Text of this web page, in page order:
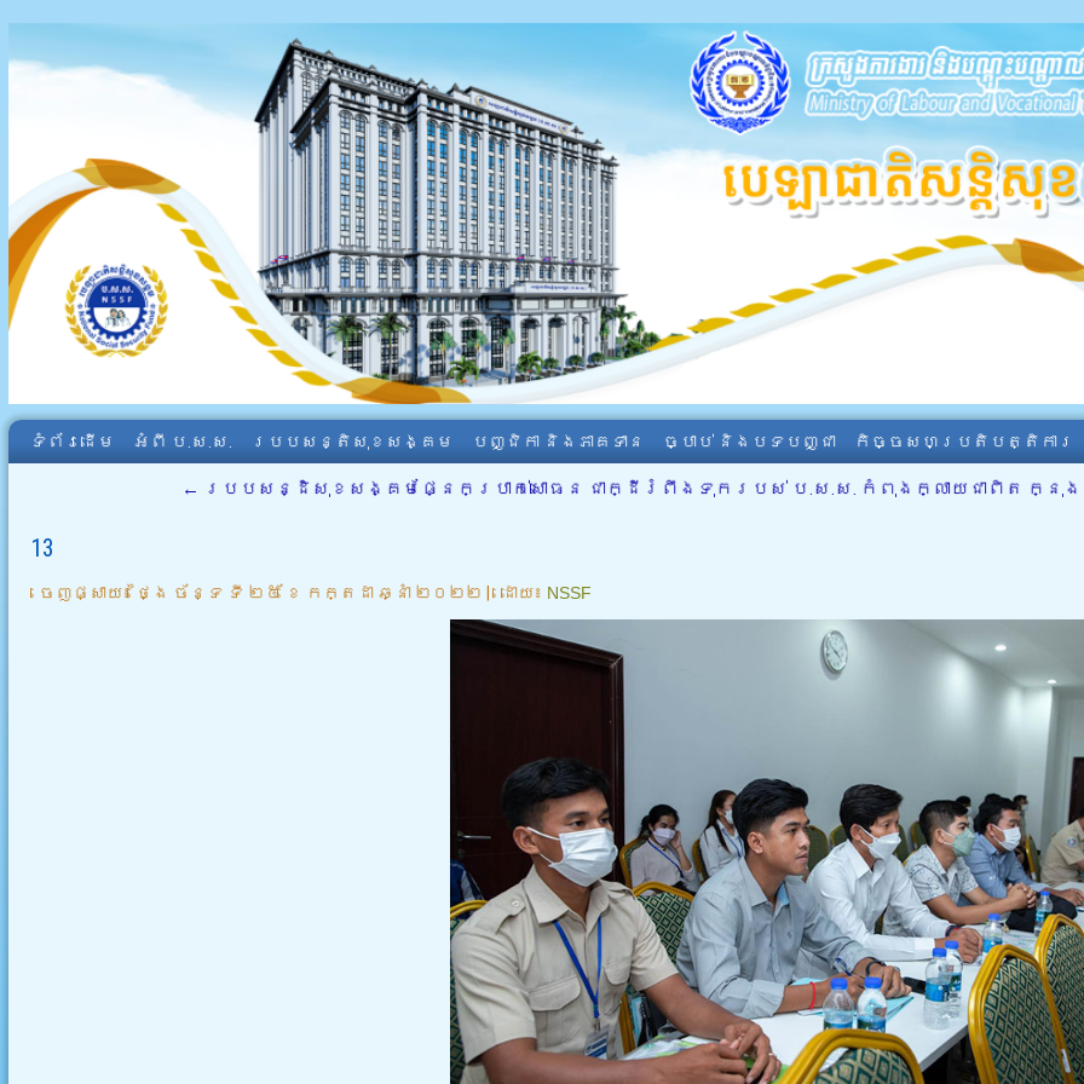
ទំព័រដើម អំពី​ ប.ស.ស. របបសន្តិសុខសង្គម បញ្ជិកា និងភាគទាន ច្បាប់ និងបទបញ្ជា កិច្ចសហប្រតិបត្តិការ
← របបសន្ដិសុខសង្គមផ្នែកប្រាក់សោធន ជាក្ដីរំពឹងទុករបស់ ប.ស.ស. កំពុងក្លាយជាពិត
13
ចេញផ្សាយ៖ ថ្ងៃ ច័ន្ទ ទី ២៥ ខែ កក្តដា ឆ្នាំ ២០២២ | ដោយ៖ NSSF